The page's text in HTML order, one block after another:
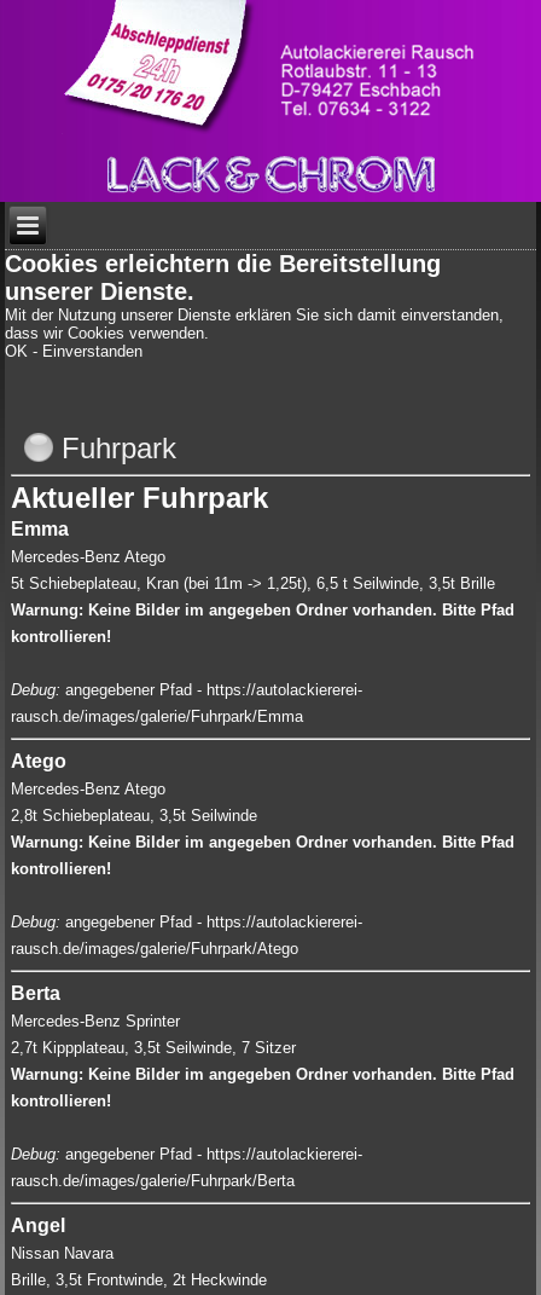
Cookies erleichtern die Bereitstellung
unserer Dienste.
Mit der Nutzung unserer Dienste erklären Sie sich damit einverstanden,
dass wir Cookies verwenden.
OK - Einverstanden
Fuhrpark
Aktueller Fuhrpark
Emma
Mercedes-Benz Atego
5t Schiebeplateau, Kran (bei 11m -> 1,25t), 6,5 t Seilwinde, 3,5t Brille
Warnung: Keine Bilder im angegeben Ordner vorhanden. Bitte Pfad
kontrollieren!
Debug: angegebener Pfad - https://autolackiererei-
rausch.de/images/galerie/Fuhrpark/Emma
Atego
Mercedes-Benz Atego
2,8t Schiebeplateau, 3,5t Seilwinde
Warnung: Keine Bilder im angegeben Ordner vorhanden. Bitte Pfad
kontrollieren!
Debug: angegebener Pfad - https://autolackiererei-
rausch.de/images/galerie/Fuhrpark/Atego
Berta
Mercedes-Benz Sprinter
2,7t Kippplateau, 3,5t Seilwinde, 7 Sitzer
Warnung: Keine Bilder im angegeben Ordner vorhanden. Bitte Pfad
kontrollieren!
Debug: angegebener Pfad - https://autolackiererei-
rausch.de/images/galerie/Fuhrpark/Berta
Angel
Nissan Navara
Brille, 3,5t Frontwinde, 2t Heckwinde